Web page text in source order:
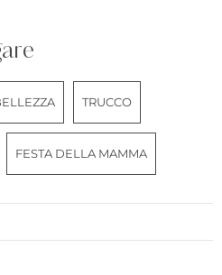
TRUCCO
FESTA DELLA MAMMA